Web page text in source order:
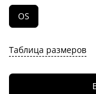
Таблица размеров
OS